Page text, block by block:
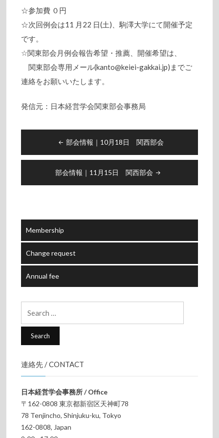
☆参加費 ０円
☆次回例会は11 月22 日(土)、駒澤大学にて開催予定
です。
☆関東部会月例会報告希望・推薦、開催希望は、
関東部会専用メール(kanto@keiei-gakkai.jp)までご
連絡をお願いいたします。
発信元：日本経営学会関東部会事務局
navigation部会情報｜10月18日 関西部会
部会情報｜11月15日 関西部会
Membership
Change request
Annual fee
for:
連絡先 / CONTACT
日本経営学会事務所 / Office
〒162-0808 東京都新宿区天神町78
78 Tenjincho, Shinjuku-ku, Tokyo
162-0808, Japan